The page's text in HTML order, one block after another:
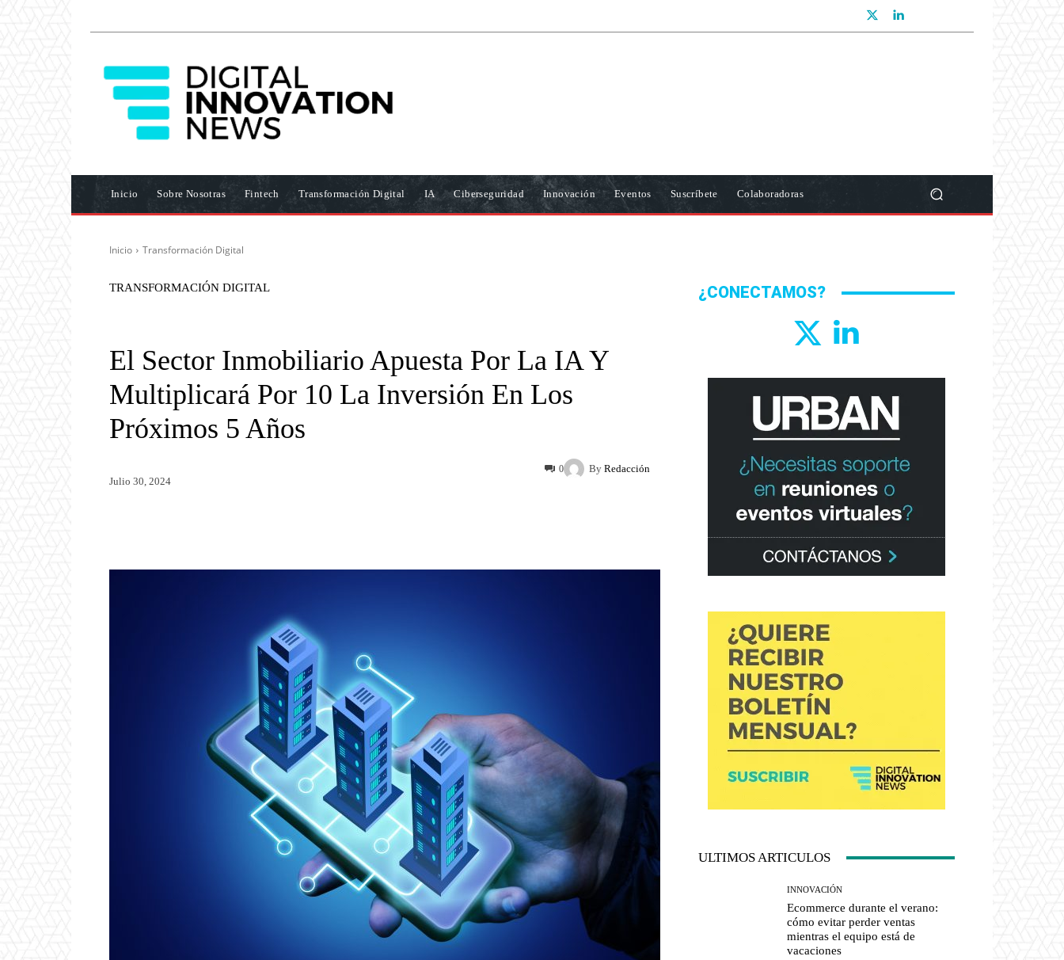
Inicio Sobre Nosotras Fintech Transformación Digital IA Ciberseguridad Innovación Eventos Suscríbete Colaboradoras
Inicio Transformación Digital
TRANSFORMACIÓN DIGITAL
El Sector Inmobiliario Apuesta Por La IA Y
Multiplicará Por 10 La Inversión En Los
Próximos 5 Años
By Redacción
Julio 30, 2024
0
¿CONECTAMOS?
ULTIMOS ARTICULOS
INNOVACIÓN
Ecommerce durante el verano:
cómo evitar perder ventas
mientras el equipo está de
vacaciones